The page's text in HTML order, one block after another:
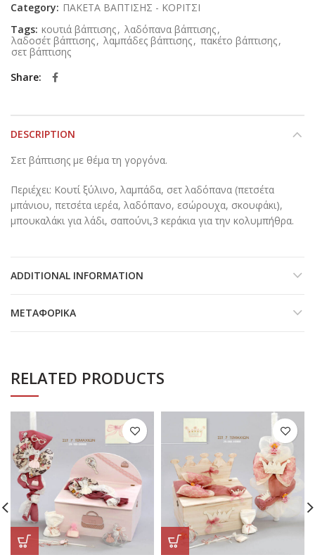
Category: ΠΑΚΕΤΑ ΒΑΠΤΙΣΗΣ - ΚΟΡΙΤΣΙ
Tags: κουτιά βάπτισης, λαδόπανα βάπτισης,
λαδοσέτ βάπτισης, λαμπάδες βάπτισης, πακέτο βάπτισης,
σετ βάπτισης
Share
DESCRIPTION
Σετ βάπτισης με θέμα τη γοργόνα.
Περιέχει: Κουτί ξύλινο, λαμπάδα, σετ λαδόπανα (πετσέτα
μπάνιου, πετσέτα ιερέα, λαδόπανο, εσώρουχα, σκουφάκι),
μπουκαλάκι για λάδι, σαπούνι,3 κεράκια για την κολυμπήθρα.
ADDITIONAL INFORMATION
ΜΕΤΑΦΟΡΙΚΆ
RELATED PRODUCTS